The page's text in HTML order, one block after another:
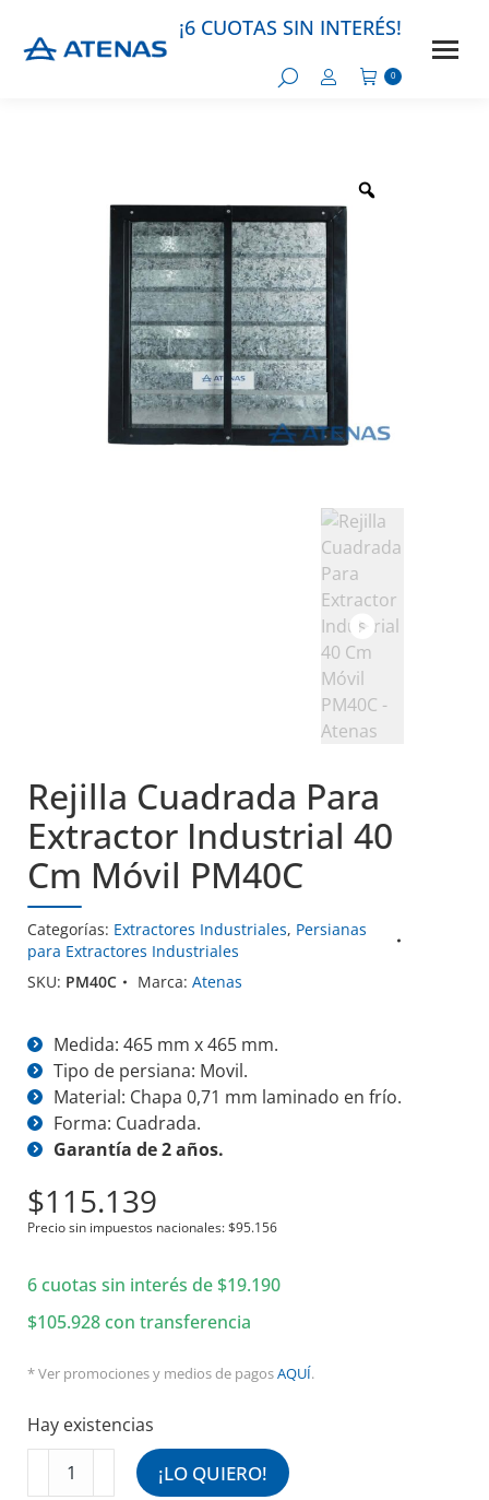
¡6 CUOTAS SIN INTERÉS!
0
Rejilla Cuadrada Para
Extractor Industrial 40
Cm Móvil PM40C
Categorías: Extractores Industriales, Persianas
para Extractores Industriales
SKU: PM40C Marca: Atenas
Medida: 465 mm x 465 mm.
Tipo de persiana: Movil.
Material: Chapa 0,71 mm laminado en frío.
Forma: Cuadrada.
Garantía de 2 años.
$115.139
Precio sin impuestos nacionales:$95.156
6 cuotas sin interés de $19.190
$105.928con transferencia
* Ver promociones y medios de pagosAQUÍ.
Hay existencias
Rejilla
Cuadrada
¡LO QUIERO!